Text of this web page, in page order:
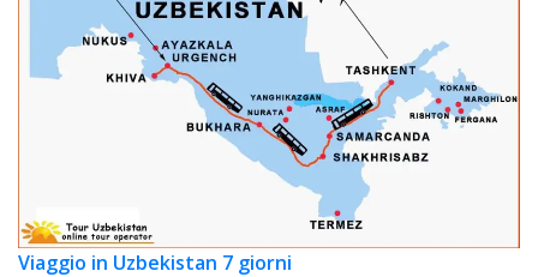
Viaggio in Uzbekistan 7 giorni